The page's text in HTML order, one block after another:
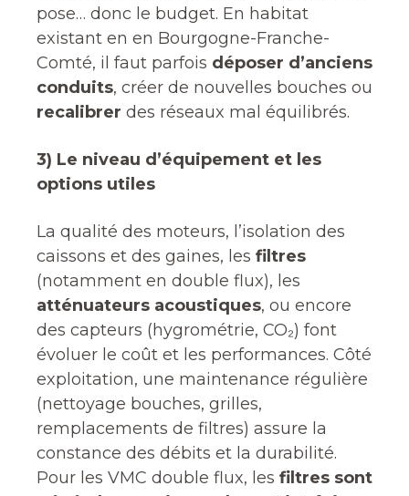
pose… donc le budget. En habitat
existant en en Bourgogne-Franche-
Comté, il faut parfois déposer d’anciens
conduits, créer de nouvelles bouches ou
recalibrer des réseaux mal équilibrés.
3) Le niveau d’équipement et les
options utiles
La qualité des moteurs, l’isolation des
caissons et des gaines, les filtres
(notamment en double flux), les
atténuateurs acoustiques, ou encore
des capteurs (hygrométrie, CO₂) font
évoluer le coût et les performances. Côté
exploitation, une maintenance régulière
(nettoyage bouches, grilles,
remplacements de filtres) assure la
constance des débits et la durabilité.
Pour les VMC double flux, les filtres sont